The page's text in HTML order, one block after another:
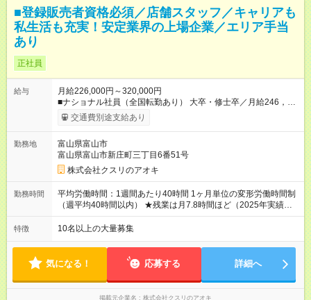
■登録販売者資格必須／店舗スタッフ／キャリアも
私生活も充実！安定業界の上場企業／エリア手当
あり
正社員
給与
月給226,000円～320,000円
■ナショナル社員（全国転勤あり） 大卒・修士卒／月給246，
000円～320，000円 高校・短大・専門卒／月給226，000円～
320，000円 ★エリア手当（石川県、富山県、福井県、岐阜県、
途、賞与（年2回）、各種手当あり ★登録販売者資格保持者への
月1万円支給を含む（実務経験がない方にも同額を支給） ※ただ
し、短時間勤務・早番固定社員は当社規定に従い額が変動 ＝＝
＝＝＝＝＝＝＝＝＝＝＝＝ ★職務給制度で実力次第で収入アッ
プ！ 職務内容に応じて給与が支払われ、昇格試験なく役職に就
いた時点で年収がUPする制度です。 約4割の社員が入社3年目で
できます。 ＝＝＝＝＝＝＝＝＝＝＝＝＝＝ 【試用期間】試用期
間なし
交通費別途支給あり
勤務地
富山県富山市
富山県富山市新庄町三丁目6番51号
株式会社クスリのアオキ
勤務時間
平均労働時間：1週間あたり40時間 1ヶ月単位の変形労働時間制
（週平均40時間以内） ★残業は月7.8時間ほど（2025年実績）
＜店舗の基本営業時間＞ 9時～22時 ※勤務時間は店舗により異
なります。 ＜シフト例＞ 早番：8時00分～17時00分 中番：11
1ヶ月単位の変形労働時間制（週平均40時間以内） ★残業は月
7.8時間ほど（2025年実績） ＜店舗の基本営業時間＞ 9時～22
時 ※勤務時間は店舗により異なります。 ＜シフト例＞ 早番：8
時00分～17時00分 中番：11時～20時 遅番：13時～22時
特徴 10名以上の大量募集
気になる！ 応募する 詳細へ
掲載元企業名 株式会社クスリのアオキ